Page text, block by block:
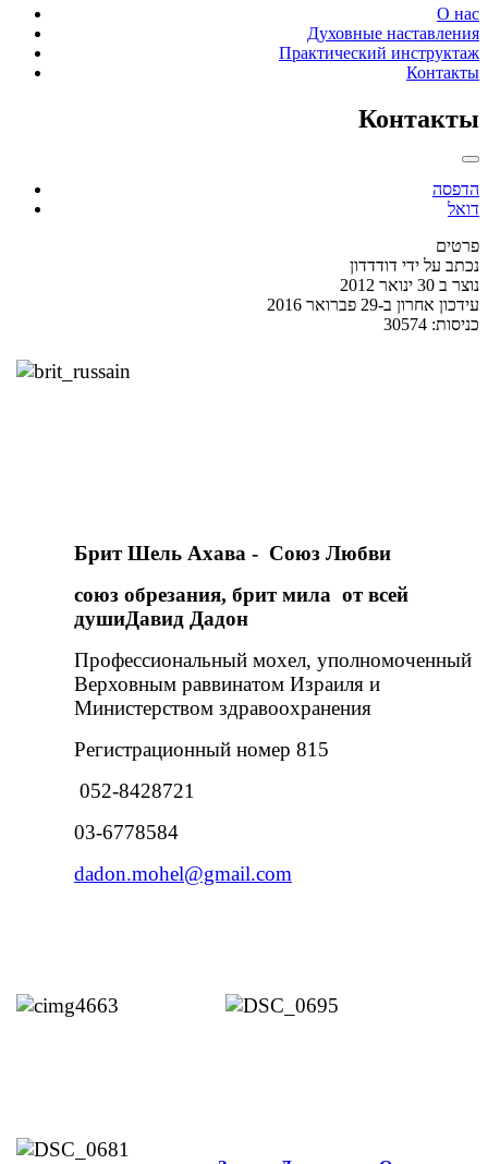
О нас
Духовные наставления
Практический инструктаж
Контакты
Контакты
הדפסה
דואל
פרטים
נכתב על ידי דודדדון
נוצר ב 30 ינואר 2012
עידכון אחרון ב-29 פברואר 2016
כניסות: 30574
Брит Шель Ахава - Союз Любви
союз обрезания, брит мила от всей
душиДавид Дадон
Профессиональный мохел, уполномоченный
Верховным раввинатом Израиля и
Министерством здравоохранения
Регистрационный номер 815
052-8428721
03-6778584
dadon.mohel@gmail.com